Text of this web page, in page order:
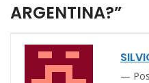
ARGENTINA?”